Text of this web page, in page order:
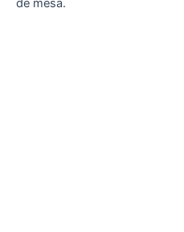
de mesa.